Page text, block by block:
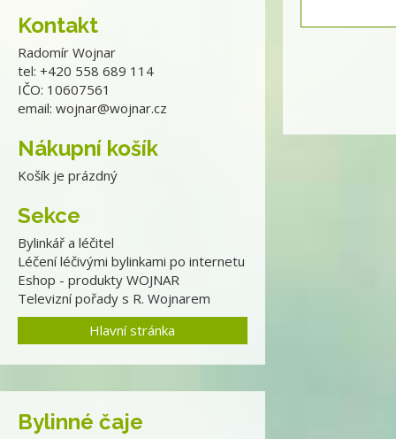
Kontakt
Radomír Wojnar
tel: +420 558 689 114
IČO: 10607561
email: wojnar@wojnar.cz
Nákupní košík
Košík je prázdný
Sekce
Bylinkář a léčitel
Léčení léčivými bylinkami po internetu
Eshop - produkty WOJNAR
Televizní pořady s R. Wojnarem
Hlavní stránka
Bylinné čaje